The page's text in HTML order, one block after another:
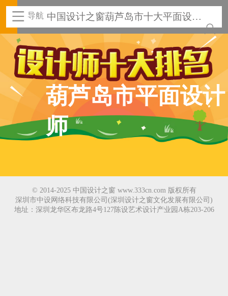
导航 中国设计之窗葫芦岛市十大平面设计
师
葫芦岛市平面设计
师
© 2014-2025 中国设计之窗 www.333cn.com 版权所有
深圳市中设网络科技有限公司(深圳设计之窗文化发展有限公司)
地址：深圳龙华区布龙路4号127陈设艺术设计产业园A栋203-206